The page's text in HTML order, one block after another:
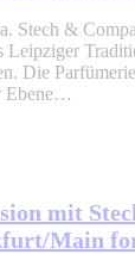
Stech &
Die
Ebene…
mit
Main